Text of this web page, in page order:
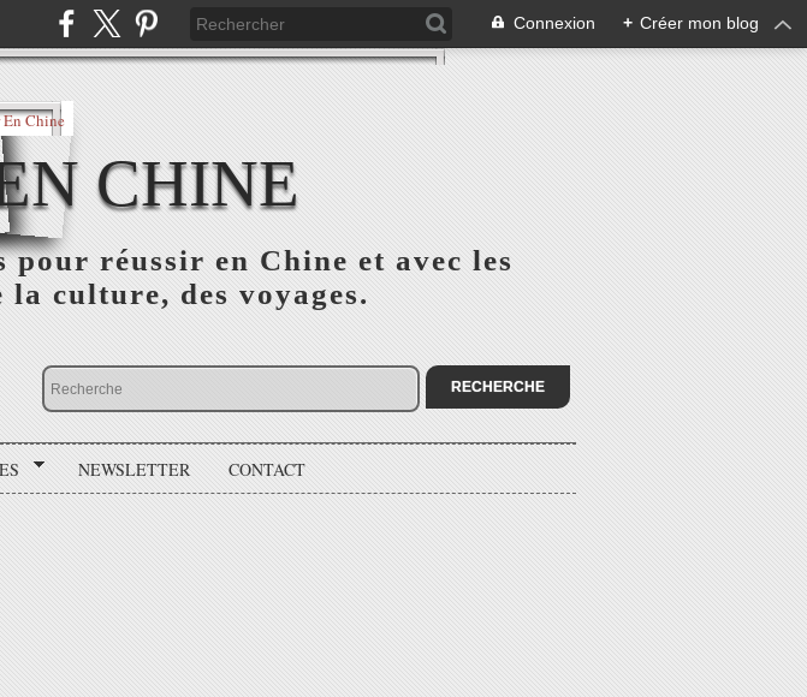
Connexion + Créer mon blog
CHINE
pour réussir en Chine et avec les
culture, des voyages.
NEWSLETTER CONTACT